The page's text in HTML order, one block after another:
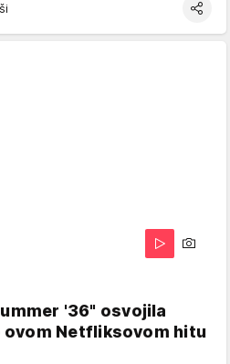
'36" osvojila
ovom Netfliksovom hitu